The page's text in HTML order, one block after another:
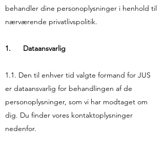
behandler dine personoplysninger i henhold til
nærværende privatlivspolitik.
1. Dataansvarlig
1.1. Den til enhver tid valgte formand for JUS
er dataansvarlig for behandlingen af de
personoplysninger, som vi har modtaget om
dig. Du finder vores kontaktoplysninger
nedenfor.